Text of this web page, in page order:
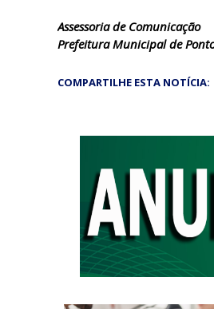
Assessoria de Comunicação
Prefeitura Municipal de
COMPARTILHE ESTA NOTÍCIA: